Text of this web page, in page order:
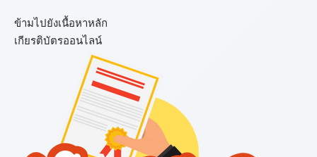
ข้ามไปยังเนื้อหาหลัก
เกียรติบัตรออนไลน์